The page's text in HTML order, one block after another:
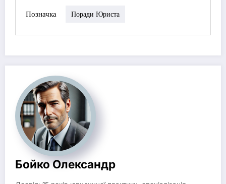
Позначка Поради Юриста
Бойко Олександр